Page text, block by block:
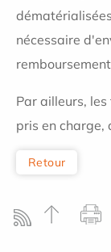
nécessaire
Par ailleurs,
pris en charge,
Retour